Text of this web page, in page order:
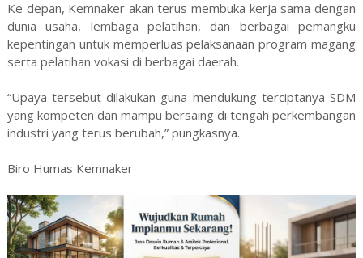
Ke depan, Kemnaker akan terus membuka kerja sama dengan
dunia usaha, lembaga pelatihan, dan berbagai pemangku
kepentingan untuk memperluas pelaksanaan program magang
serta pelatihan vokasi di berbagai daerah.
“Upaya tersebut dilakukan guna mendukung terciptanya SDM
yang kompeten dan mampu bersaing di tengah perkembangan
industri yang terus berubah,” pungkasnya.
Biro Humas Kemnaker